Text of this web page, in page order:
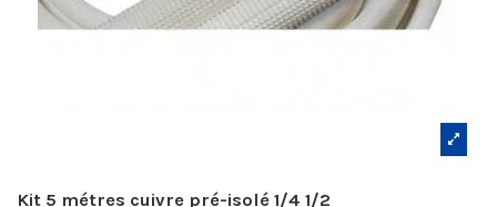
Kit 5 métres cuivre pré-isolé 1/4 1/2